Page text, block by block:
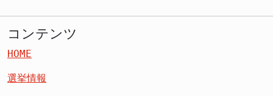
コンテンツ
HOME
選挙情報